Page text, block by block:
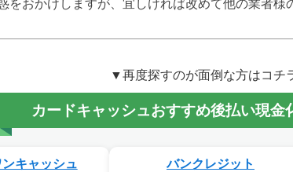
をおかけしますが、宜しければ改めて他の業者様
▼再度探すのが面倒な方はコチ
カードキャッシュおすすめ後払い現金
キャッシュ バンクレジット